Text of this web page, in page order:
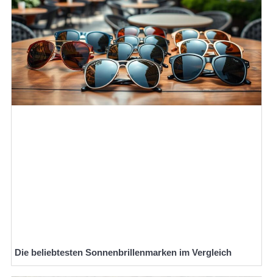
Die beliebtesten Sonnenbrillenmarken im Vergleich